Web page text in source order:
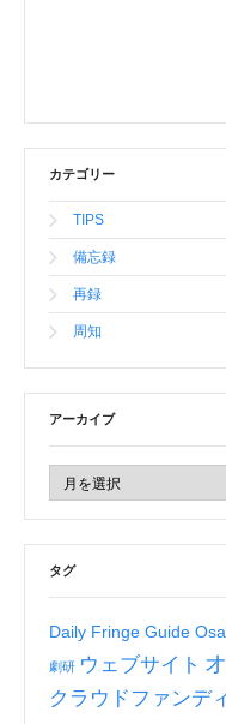
カテゴリー
TIPS
備忘録
再録
周知
アーカイブ
タグ
Daily Fringe Guide
劇研 ウェブサイト
クラウドファンデ